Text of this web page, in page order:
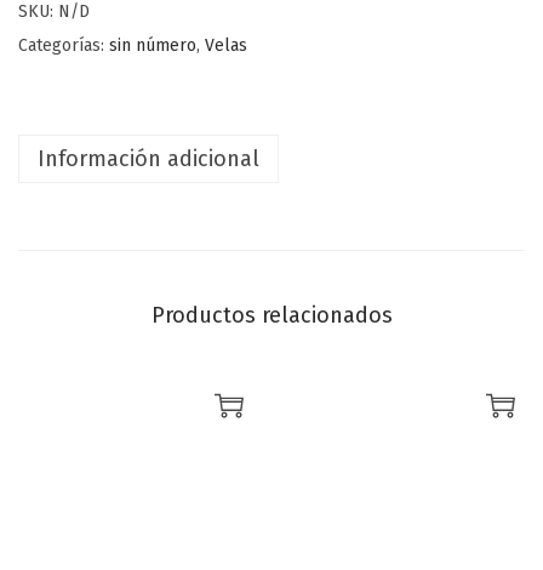
SKU: N/D
Categorías: sin número, Velas
Información adicional
Productos relacionados